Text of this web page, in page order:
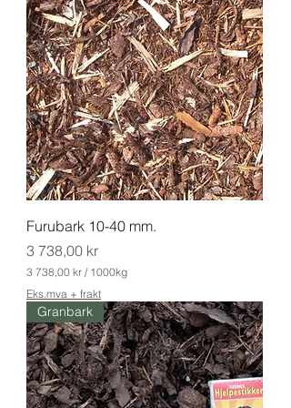
0
0
k
r
p
e
r
1
0
0
0
K
i
o
r
a
Furubark 10-40 mm.
Pris
3 738,00 kr
3 738,00 kr / 1000kg
3
3
8
,
0
0
Eks.mva + frakt
Granbark